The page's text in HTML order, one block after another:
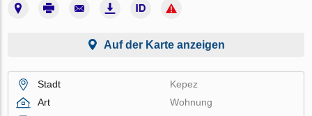
Auf der Karte anzeigen
Stadt
Kepez
Art
Wohnung